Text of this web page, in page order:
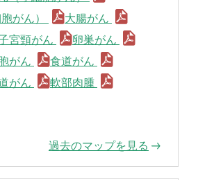
がん）
大腸がん
宮頸がん
卵巣がん
がん
食道がん
がん
軟部肉腫
過去のマップを見る